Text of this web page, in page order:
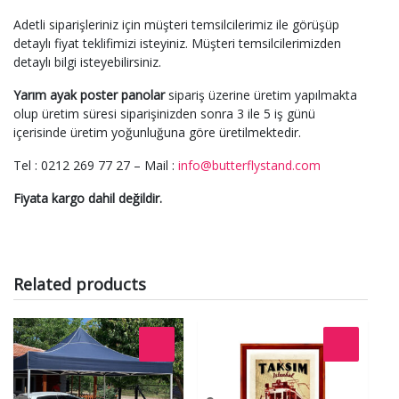
Adetli siparişleriniz için müşteri temsilcilerimiz ile görüşüp
detaylı fiyat teklifimizi isteyiniz. Müşteri temsilcilerimizden
detaylı bilgi isteyebilirsiniz.
Yarım ayak poster panolar sipariş üzerine üretim yapılmakta
olup üretim süresi siparişinizden sonra 3 ile 5 iş günü
içerisinde üretim yoğunluğuna göre üretilmektedir.
Tel : 0212 269 77 27 – Mail : info@butterflystand.com
Fiyata kargo dahil değildir.
Related products